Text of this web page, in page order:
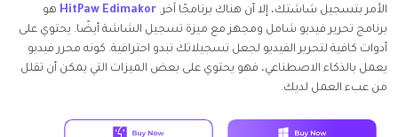
الأمر بتسجيل شاشتك، إلا أن هناك برنامجًا آخر. HitPaw Edimakor هو
برنامج تحرير فيديو شامل ومجهز مع ميزة تسجيل الشاشة أيضًا. يحتوي على
أدوات كافية لتحرير الفيديو لجعل تسجيلاتك تبدو احترافية. كونه محرر فيديو
يعمل بالذكاء الاصطناعي، فهو يحتوي على بعض الميزات التي يمكن أن تقلل
من عبء العمل لديك.